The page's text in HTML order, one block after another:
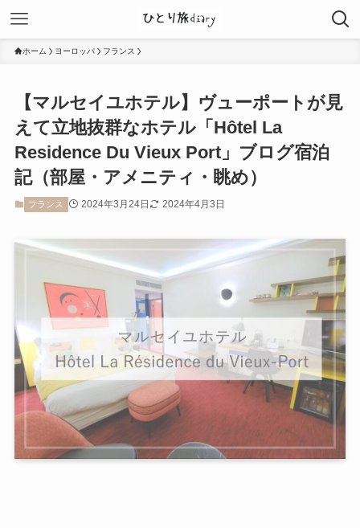
ホーム ヨーロッパ フランス
【マルセイユホテル】ヴューポートが見
えて立地抜群なホテル「Hôtel La
Residence Du Vieux Port」ブログ宿泊
記（部屋・アメニティ・眺め）
フランス 2024年3月24日 2024年4月3日